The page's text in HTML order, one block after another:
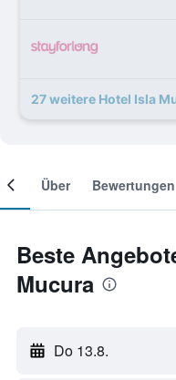
27 weitere Hotel Isla
Über Bewertungen
Beste
Mucura
Do 13.8.